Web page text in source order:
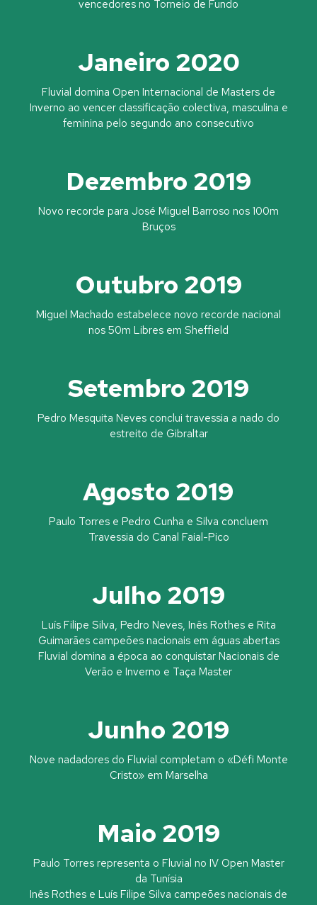
vencedores no Torneio de Fundo
Janeiro 2020
Fluvial domina Open Internacional de Masters de
Inverno ao vencer classificação colectiva, masculina e
feminina pelo segundo ano consecutivo
Dezembro 2019
Novo recorde para José Miguel Barroso nos 100m
Bruços
Outubro 2019
Miguel Machado estabelece novo recorde nacional
nos 50m Libres em Sheffield
Setembro 2019
Pedro Mesquita Neves conclui travessia a nado do
estreito de Gibraltar
Agosto 2019
Paulo Torres e Pedro Cunha e Silva concluem
Travessia do Canal Faial-Pico
Julho 2019
Luís Filipe Silva, Pedro Neves, Inês Rothes e Rita
Guimarães campeões nacionais em águas abertas
Fluvial domina a época ao conquistar Nacionais de
Verão e Inverno e Taça Master
Junho 2019
Nove nadadores do Fluvial completam o «Défi Monte
Cristo» em Marselha
Maio 2019
Paulo Torres representa o Fluvial no IV Open Master
da Tunísia
Inês Rothes e Luís Filipe Silva campeões nacionais de